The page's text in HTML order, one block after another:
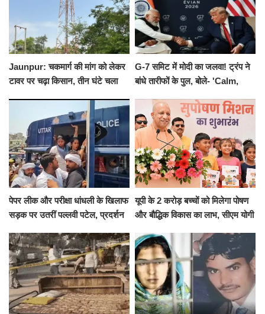
Jaunpur: चकमार्ग की मांग को लेकर
टावर पर चढ़ा किसान, तीन घंटे चला
G-7 समिट में मोदी का जलवा! ट्रंप ने
बांधे तारीफों के पुल, बोले- 'Calm,
पेपर लीक और परीक्षा धांधली के खिलाफ
सड़क पर उतरीं पल्लवी पटेल, प्रदर्शन
यूपी के 2 करोड़ बच्चों को मिलेगा पोषण
और बौद्धिक विकास का लाभ, सीएम योगी